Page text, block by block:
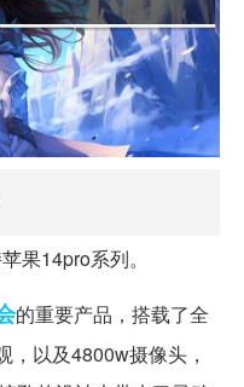
果14pro系列。
的重要产品，搭载了全
，以及4800w摄像头，